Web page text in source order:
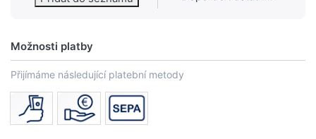
Možnosti platby
Přijímáme následující platební metody